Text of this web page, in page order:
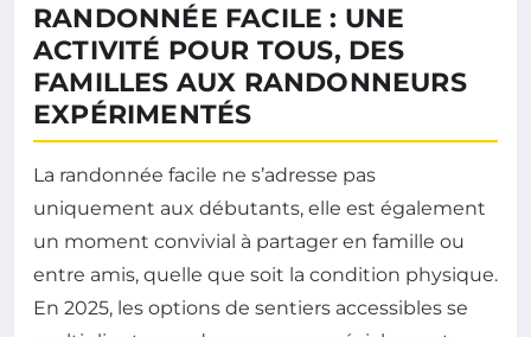
RANDONNÉE FACILE : UNE
ACTIVITÉ POUR TOUS, DES
FAMILLES AUX RANDONNEURS
EXPÉRIMENTÉS
La randonnée facile ne s’adresse pas
uniquement aux débutants, elle est également
un moment convivial à partager en famille ou
entre amis, quelle que soit la condition physique.
En 2025, les options de sentiers accessibles se